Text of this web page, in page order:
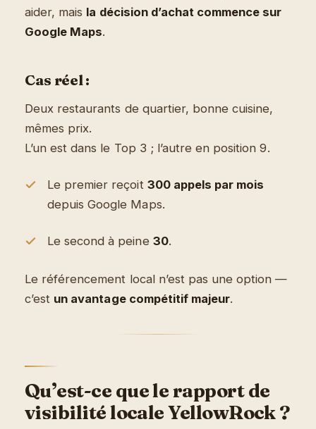
aider, mais la décision d’achat commence sur
Google Maps.
Cas réel :
Deux restaurants de quartier, bonne cuisine,
mêmes prix.
L’un est dans le Top 3 ; l’autre en position 9.
Le premier reçoit 300 appels par mois
depuis Google Maps.
Le second à peine 30.
Le référencement local n’est pas une option —
c’est un avantage compétitif majeur.
Qu’est-ce que le rapport de
visibilité locale YellowRock ?